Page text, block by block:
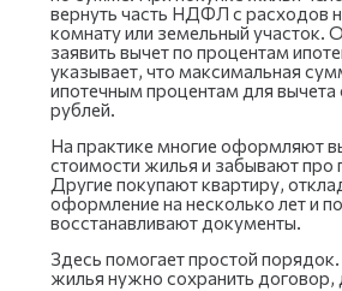
вернуть часть НДФЛ с расходов
комнату или земельный участок.
заявить вычет по процентам
указывает, что максимальная
ипотечным процентам для вычета
рублей.
На практике многие оформляют
стоимости жилья и забывают про
Другие покупают квартиру,
оформление на несколько лет и
восстанавливают документы.
Здесь помогает простой
жилья нужно сохранить договор,